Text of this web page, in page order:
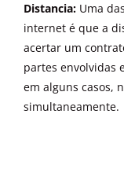
Distancia: Uma
internet é que a
acertar um
partes envolvidas
em alguns casos,
simultaneamente.